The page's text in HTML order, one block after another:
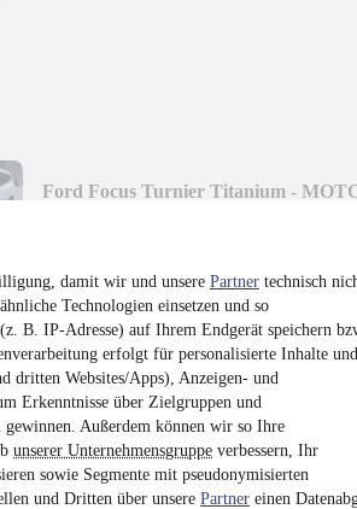
damit wir und unsere Partner technisch
Technologien einsetzen und so
(z. B. IP-Adresse) auf Ihrem Endgerät speichern
erfolgt für personalisierte Inhalte und
dritten Websites/Apps), Anzeigen- und
Erkenntnisse über Zielgruppen und
Außerdem können wir so Ihre
unserer Unternehmensgruppe verbessern, Ihr
sowie Segmente mit pseudonymisierten
und Dritten über unsere Partner einen
Ford Focus Turnier Titanium -
km•114 kW (155 PS)•Benzin
Kontakt